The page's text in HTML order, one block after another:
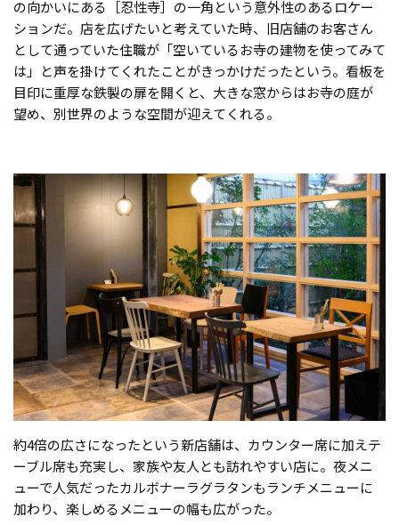
の向かいにある［忍性寺］の一角という意外性のあるロケー
ションだ。店を広げたいと考えていた時、旧店舗のお客さん
として通っていた住職が「空いているお寺の建物を使ってみて
は」と声を掛けてくれたことがきっかけだったという。看板を
目印に重厚な鉄製の扉を開くと、大きな窓からはお寺の庭が
望め、別世界のような空間が迎えてくれる。
約4倍の広さになったという新店舗は、カウンター席に加えテ
ーブル席も充実し、家族や友人とも訪れやすい店に。夜メニ
ューで人気だったカルボナーラグラタンもランチメニューに
加わり、楽しめるメニューの幅も広がった。